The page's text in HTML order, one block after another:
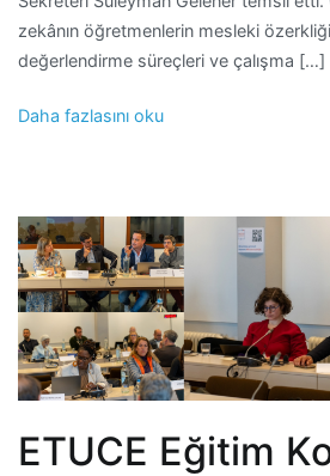
zekânın öğretmenlerin mesleki
değerlendirme süreçleri ve çalışma […]
Daha fazlasını oku
ETUCE Eğitim